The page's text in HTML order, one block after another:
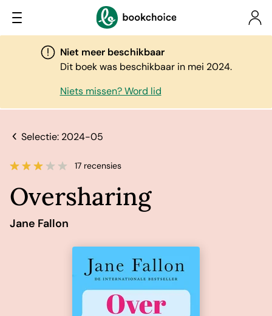
Niet meer beschikbaar
Dit boek was beschikbaar in mei 2024.
Niets missen? Word lid
Selectie: 2024-05
17 recensies
Oversharing
Jane Fallon